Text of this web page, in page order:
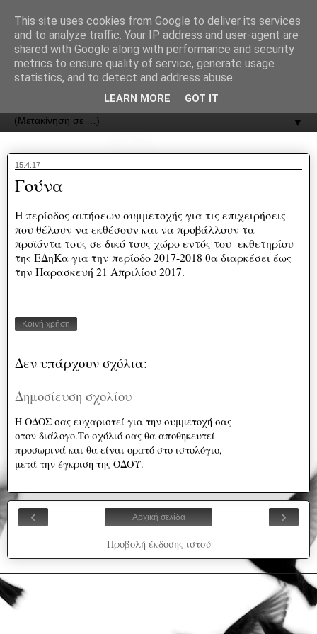
ΟΔΟΣ
▼
15.4.17
Γούνα
Η περίοδος αιτήσεων συμμετοχής για τις επιχειρήσεις
που θέλουν να εκθέσουν και να προβάλλουν τα
προϊόντα τους σε δικό τους χώρο εντός του εκθετηρίου
της ΕΔηΚα για την περίοδο 2017-2018 θα διαρκέσει έως
την Παρασκευή 21 Απριλίου 2017.
Κοινή χρήση
Δεν υπάρχουν σχόλια:
Δημοσίευση σχολίου
Η ΟΔΟΣ σας ευχαριστεί για την συμμετοχή σας
στον διάλογο.Το σχόλιό σας θα αποθηκευτεί
προσωρινά και θα είναι ορατό στο ιστολόγιο,
μετά την έγκριση της ΟΔΟΥ.
‹ ›
Αρχική σελίδα
Προβολή έκδοσης ιστού
This site uses cookies from Google to deliver its services
and to analyze traffic. Your IP address and user-agent are
shared with Google along with performance and security
metrics to ensure quality of service, generate usage
statistics, and to detect and address abuse.
LEARN MORE GOT IT